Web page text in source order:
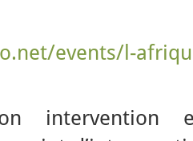
events/l-
intervention